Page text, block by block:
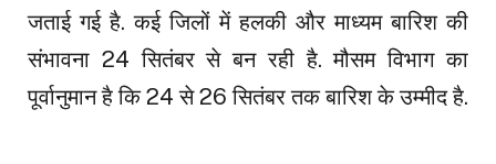
जताई गई है. कई जिलों में हलकी और माध्यम बारिश की
संभावना 24 सितंबर से बन रही है. मौसम विभाग का
पूर्वानुमान है कि 24 से 26 सितंबर तक बारिश के उम्मीद है.